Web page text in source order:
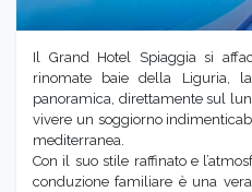
Il Grand Hotel Spiaggia si
rinomate baie della Liguria,
panoramica, direttamente sul
vivere un soggiorno
mediterranea.
Con il suo stile raffinato e
conduzione familiare è una